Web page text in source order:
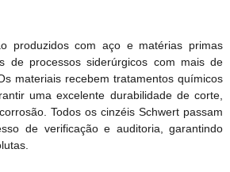
produzidos com aço e matérias primas
de processos siderúrgicos com mais de
materiais recebem tratamentos químicos
uma excelente durabilidade de corte,
Todos os cinzéis Schwert passam
de verificação e auditoria, garantindo